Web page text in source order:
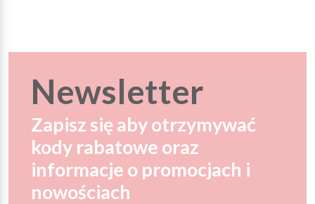
Newsletter
Zapisz się aby otrzymywać
kody rabatowe oraz
informacje o promocjach i
nowościach